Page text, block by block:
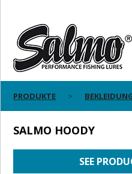
PRODUKTE
SALMO HOODY
SEE